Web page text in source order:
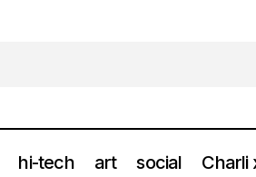
hi-tech art social Charli